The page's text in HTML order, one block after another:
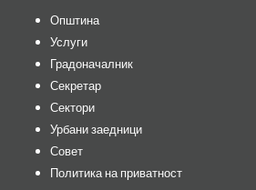
Општина
Услуги
Градоначалник
Секретар
Сектори
Урбани заедници
Совет
Политика на приватност